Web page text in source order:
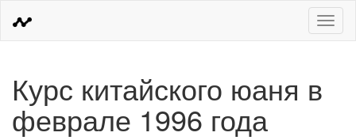
Меню
Курс китайского юаня в
феврале 1996 года